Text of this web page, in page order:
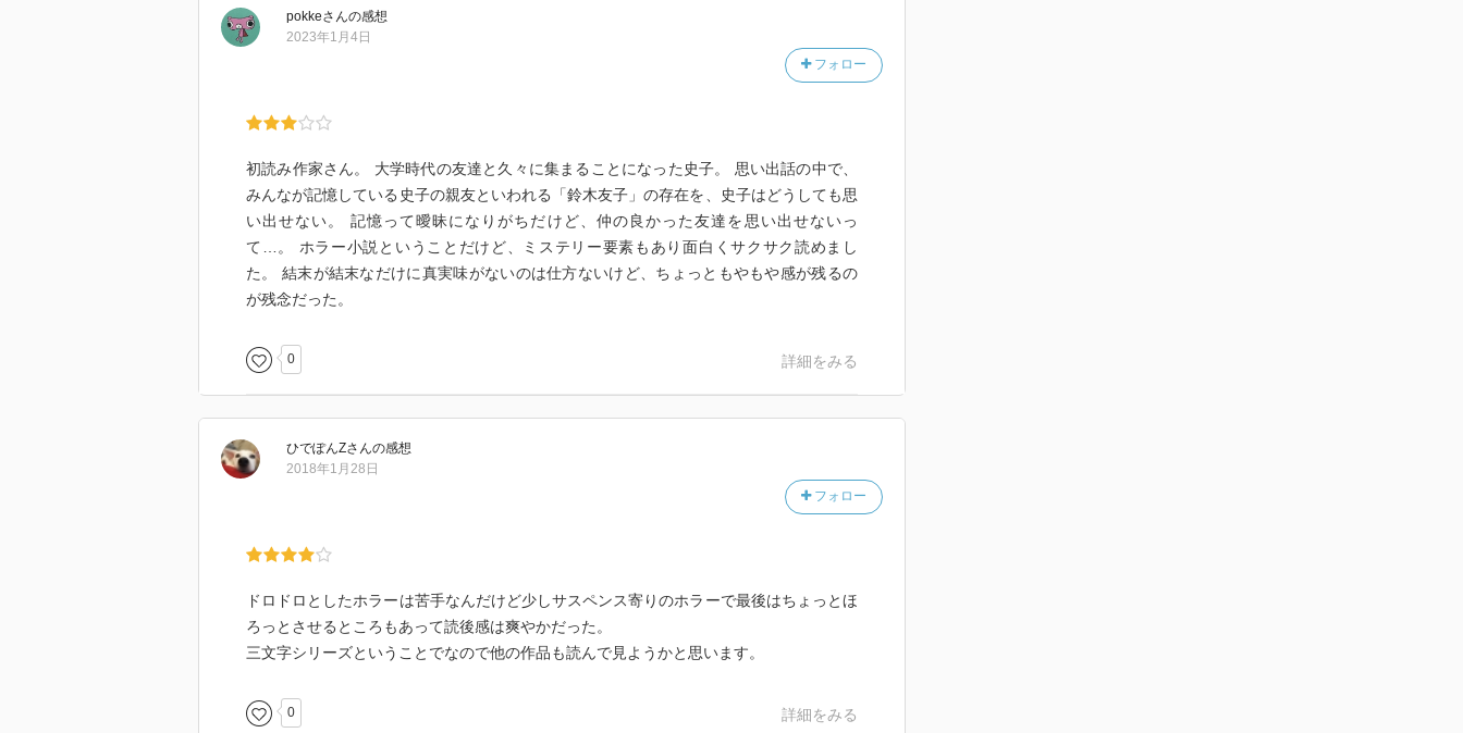
pokkeさんの感想
フォロー
2023年1月4日
初読み作家さん。 大学時代の友達と久々に集まることになった史子。 思い出話の中で、
みんなが記憶している史子の親友といわれる「鈴木友子」の存在を、史子はどうしても思
い出せない。 記憶って曖昧になりがちだけど、仲の良かった友達を思い出せないっ
て…。 ホラー小説ということだけど、ミステリー要素もあり面白くサクサク読めまし
た。 結末が結末なだけに真実味がないのは仕方ないけど、ちょっともやもや感が残るの
が残念だった。
0 詳細をみる
ひでぽんZさんの感想
フォロー
2018年1月28日
ドロドロとしたホラーは苦手なんだけど少しサスペンス寄りのホラーで最後はちょっとほ
ろっとさせるところもあって読後感は爽やかだった。
三文字シリーズということでなので他の作品も読んで見ようかと思います。
0 詳細をみる